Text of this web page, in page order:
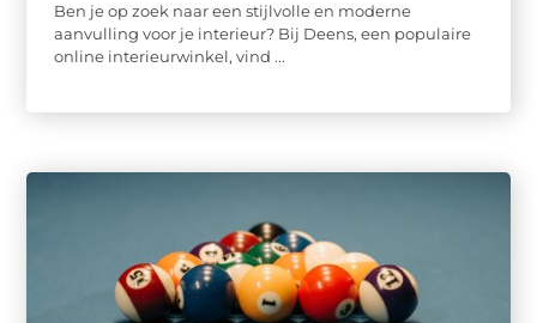
Ben je op zoek naar een stijlvolle en moderne
aanvulling voor je interieur? Bij Deens, een populaire
online interieurwinkel, vind ...